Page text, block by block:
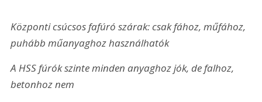
Központi csúcsos fafúró szárak: csak fához, műfához,
puhább műanyaghoz használhatók
A HSS fúrók szinte minden anyaghoz jók, de falhoz,
betonhoz nem